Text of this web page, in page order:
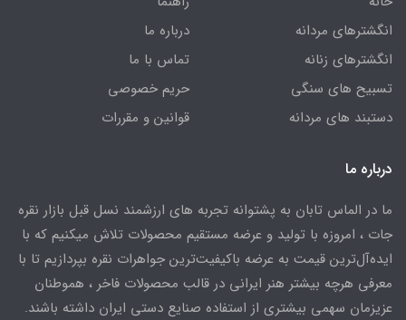
انگشترهای مردانه
انگشترهای زنانه
تسبیح های سنگی
دستبند های مردانه
درباره ما
تماس با ما
حریم خصوصی
قوانین و مقررات
درباره ما
ما در الماس تابان به پشتوانه تجربه های ارزشمند نسل قبل بازار نقره
جات ، امروزه با تولید و عرضه مستقیم محصولات تلاش میکنیم که با
ایده‌آل‌ترین قیمت به عرضه باکیفیت‌ترین جواهرات نقره بپردازیم تا با
معرفی هرچه بیشتر هنر ایرانی در قالب محصولات فاخر ، هموطنان
عزیزمان سهمی بیشتری از استفاده صنایع دستی ایران داشته باشند.